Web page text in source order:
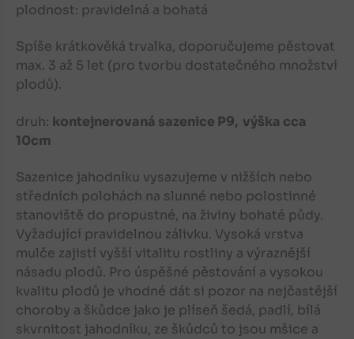
plodnost: pravidelná a bohatá
Spíše krátkověká trvalka, doporučujeme pěstovat
max. 3 až 5 let (pro tvorbu dostatečného množství
plodů).
druh: kontejnerovaná sazenice P9, výška cca
10cm
Sazenice jahodníku vysazujeme v nižších nebo
středních polohách na slunné nebo polostinné
stanoviště do propustné, na živiny bohaté půdy.
Vyžadující pravidelnou zálivku. Vysoká vrstva
mulče zajistí vyšší vitalitu rostliny a výraznější
násadu plodů. Pro úspěšné pěstování a vysokou
kvalitu plodů je vhodné dát si pozor na nejčastější
choroby a škůdce jako je plíseň šedá, padlí, bílá
skvrnitost jahodníku, ze škůdců to jsou mšice a